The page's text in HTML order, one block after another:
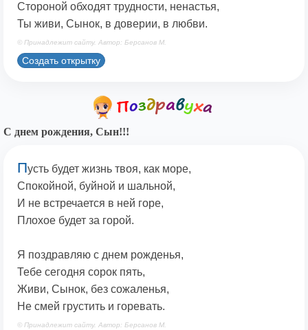
Стороной обходят трудности, ненастья,
Ты живи, Сынок, в доверии, в любви.
© Принадлежит сайту. Автор: Берсанов М.
Создать открытку
С днем рождения, Сын!!!
Пусть будет жизнь твоя, как море,
Спокойной, буйной и шальной,
И не встречается в ней горе,
Плохое будет за горой.
Я поздравляю с днем рожденья,
Тебе сегодня сорок пять,
Живи, Сынок, без сожаленья,
Не смей грустить и горевать.
© Принадлежит сайту. Автор: Берсанов М.